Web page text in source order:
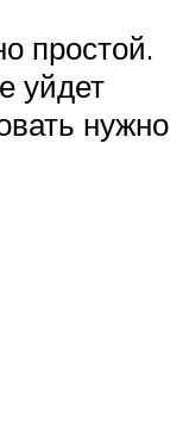
простой.
уйдет
нужно